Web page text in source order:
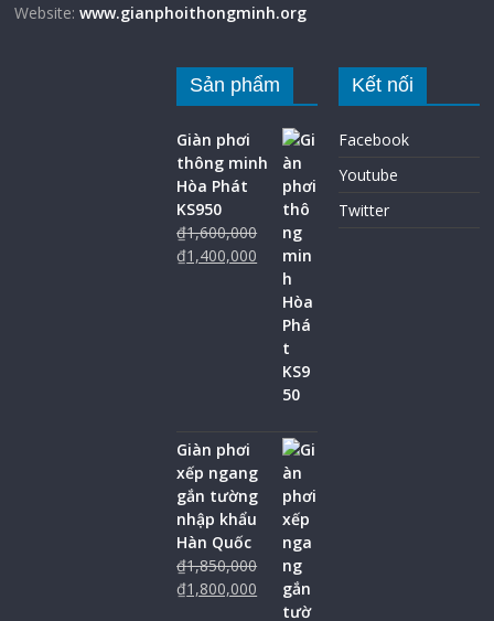
Website:www.gianphoithongminh.org
Sản phẩm
Giàn phơi
thông minh
Hòa Phát
KS950
₫1,600,000
₫1,400,000
Giàn phơi
xếp ngang
gắn tường
nhập khẩu
Hàn Quốc
₫1,850,000
₫1,800,000
Kết nối
Facebook
Youtube
Twitter